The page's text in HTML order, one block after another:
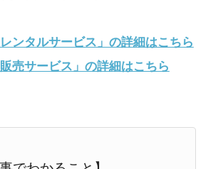
ンタルサービス」の詳細はこちら
売サービス」の詳細はこちら